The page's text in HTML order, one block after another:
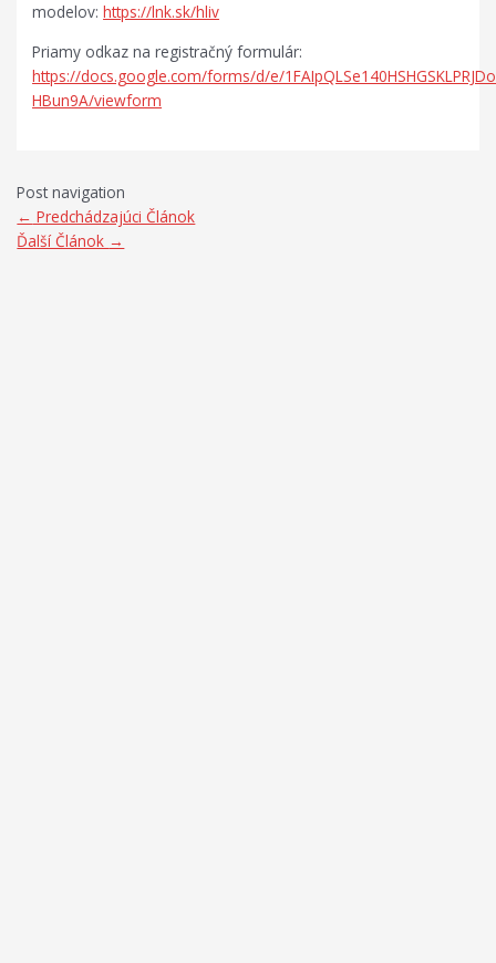
modelov:https://lnk.sk/hliv
Priamy odkaz na registračný formulár:
https://docs.google.com/forms/d/e/
HBun9A/viewform
Post navigation
← Predchádzajúci Článok
Ďalší Článok →